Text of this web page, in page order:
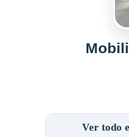
Ver todo